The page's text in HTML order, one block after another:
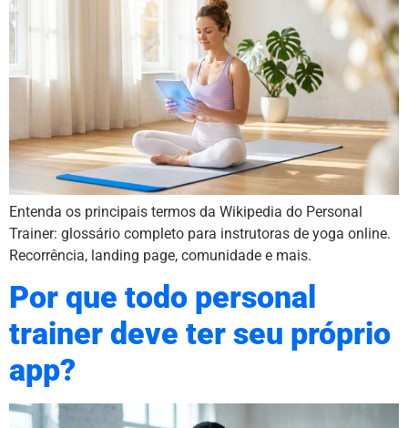
Entenda os principais termos da Wikipedia do Personal
Trainer: glossário completo para instrutoras de yoga online.
Recorrência, landing page, comunidade e mais.
Por que todo personal
trainer deve ter seu próprio
app?